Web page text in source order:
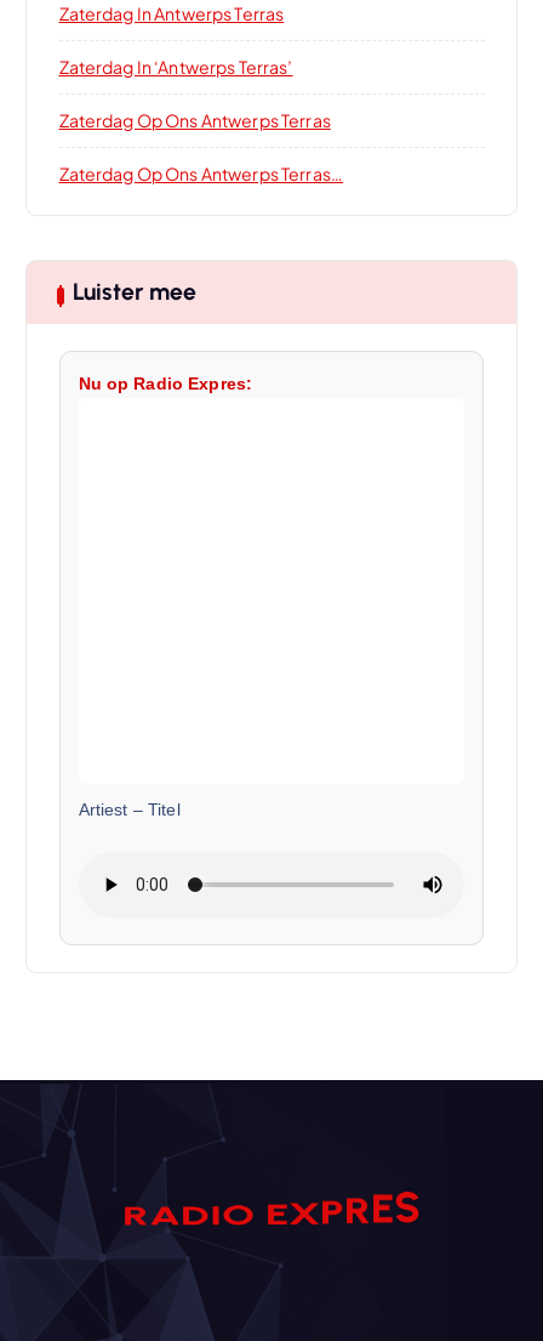
Zaterdag In Antwerps Terras
Zaterdag In ‘Antwerps Terras’
Zaterdag Op Ons Antwerps Terras
Zaterdag Op Ons Antwerps Terras…
Luister mee
Nu op Radio Expres:
Artiest – Titel
RADIO EXPRES